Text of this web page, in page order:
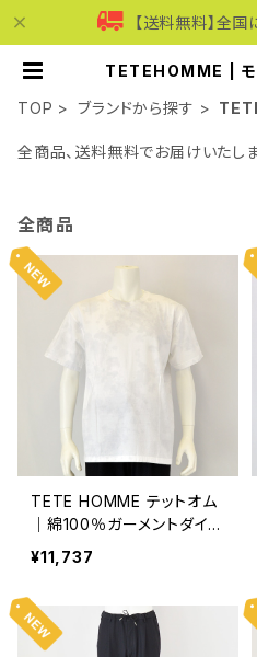
【送料無料】全国
TETEHOMME | モ
ル
TOP ブランドから探す
全商品、送料無料でお届けいたしま
全商品
TETE HOMME テットオム
｜綿100％ガーメントダイ加
工半袖Tシャツ メンズ 1025
362071 ホワイト
¥11,737